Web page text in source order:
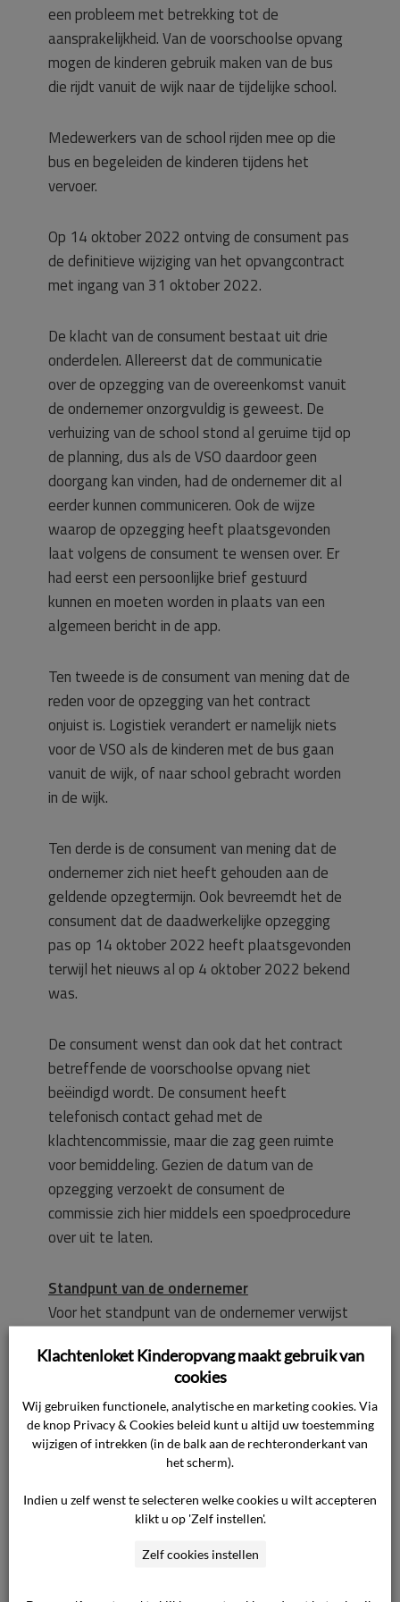
een probleem met betrekking tot de
aansprakelijkheid. Van de voorschoolse opvang
mogen de kinderen gebruik maken van de bus
die rijdt vanuit de wijk naar de tijdelijke school.
Medewerkers van de school rijden mee op die
bus en begeleiden de kinderen tijdens het
vervoer.
Op 14 oktober 2022 ontving de consument pas
de definitieve wijziging van het opvangcontract
met ingang van 31 oktober 2022.
De klacht van de consument bestaat uit drie
onderdelen. Allereerst dat de communicatie
over de opzegging van de overeenkomst vanuit
de ondernemer onzorgvuldig is geweest. De
verhuizing van de school stond al geruime tijd op
de planning, dus als de VSO daardoor geen
doorgang kan vinden, had de ondernemer dit al
eerder kunnen communiceren. Ook de wijze
waarop de opzegging heeft plaatsgevonden
laat volgens de consument te wensen over. Er
had eerst een persoonlijke brief gestuurd
kunnen en moeten worden in plaats van een
algemeen bericht in de app.
Ten tweede is de consument van mening dat de
reden voor de opzegging van het contract
onjuist is. Logistiek verandert er namelijk niets
voor de VSO als de kinderen met de bus gaan
vanuit de wijk, of naar school gebracht worden
in de wijk.
Ten derde is de consument van mening dat de
ondernemer zich niet heeft gehouden aan de
geldende opzegtermijn. Ook bevreemdt het de
consument dat de daadwerkelijke opzegging
pas op 14 oktober 2022 heeft plaatsgevonden
terwijl het nieuws al op 4 oktober 2022 bekend
was.
De consument wenst dan ook dat het contract
betreffende de voorschoolse opvang niet
beëindigd wordt. De consument heeft
telefonisch contact gehad met de
klachtencommissie, maar die zag geen ruimte
voor bemiddeling. Gezien de datum van de
opzegging verzoekt de consument de
commissie zich hier middels een spoedprocedure
over uit te laten.
Standpunt van de ondernemer
Voor het standpunt van de ondernemer verwijst
de kern komt het standpunt op het volgende
De ondernemer heeft op 4 oktober 2022 een
algemene schriftelijke opzegging gestuurd naar
betreffende locatie voor de VSO. In de brief is
gesproken over een opzegging per 31 oktober
2022. Met inachtneming van de opzegtermijn is
Klachtenloket Kinderopvang maakt gebruik van
cookies
Wij gebruiken functionele, analytische en marketing cookies. Via
de knop Privacy & Cookies beleid kunt u altijd uw toestemming
wijzigen of intrekken (in de balk aan de rechteronderkant van
het scherm).
Indien u zelf wenst te selecteren welke cookies u wilt accepteren
klikt u op 'Zelf instellen'.
Zelf cookies instellen